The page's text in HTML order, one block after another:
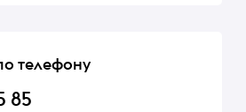
телефону
85